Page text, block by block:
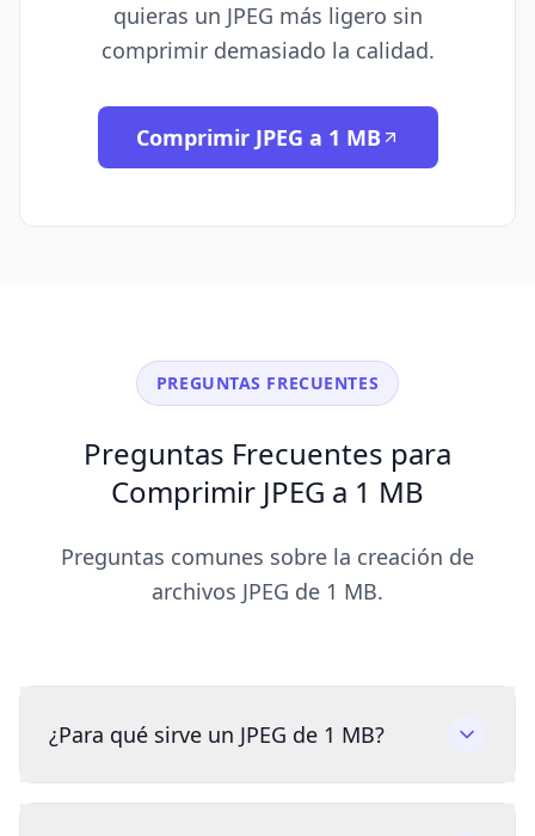
quieras un JPEG más ligero sin
comprimir demasiado la calidad.
Comprimir JPEG a 1 MB
PREGUNTAS FRECUENTES
Preguntas Frecuentes para
Comprimir JPEG a 1 MB
Preguntas comunes sobre la creación de
archivos JPEG de 1 MB.
¿Para qué sirve un JPEG de 1 MB?